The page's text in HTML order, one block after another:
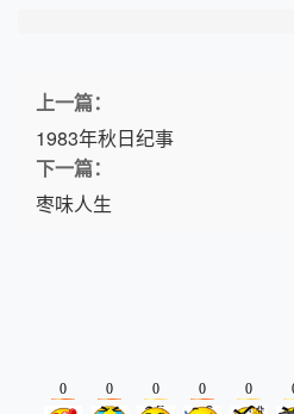
上一篇：
1983年秋日纪事
下一篇：
枣味人生